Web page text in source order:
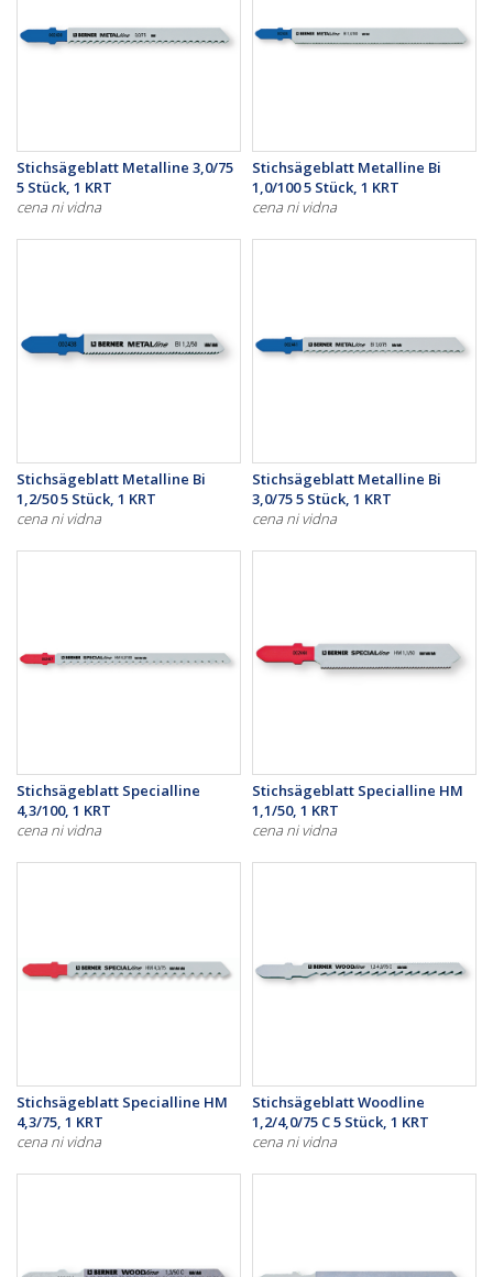
Stichsägeblatt Metalline 3,0/75
5 Stück, 1 KRT
cena ni vidna
Stichsägeblatt Metalline Bi
1,0/100 5 Stück, 1 KRT
cena ni vidna
Stichsägeblatt Metalline Bi
1,2/50 5 Stück, 1 KRT
cena ni vidna
Stichsägeblatt Metalline Bi
3,0/75 5 Stück, 1 KRT
cena ni vidna
Stichsägeblatt Specialline
4,3/100, 1 KRT
cena ni vidna
Stichsägeblatt Specialline HM
1,1/50, 1 KRT
cena ni vidna
Stichsägeblatt Specialline HM
4,3/75, 1 KRT
cena ni vidna
Stichsägeblatt Woodline
1,2/4,0/75 C 5 Stück, 1 KRT
cena ni vidna